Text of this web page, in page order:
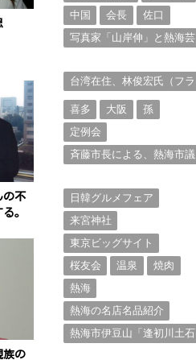
の不
。
族の
中国
会長
佐口
写真家「山岸伸」と熱海芸
台湾在住、林俊宏氏（フラ
喜多
大阪
孫
定例会
斉藤市長による、熱海市議
日韓グルメフェア
来宮神社
東京ビッグサイト
桜友会
温泉
焼肉
熱海
熱海の名店名品紹介
熱海市伊豆山「逢初川土石